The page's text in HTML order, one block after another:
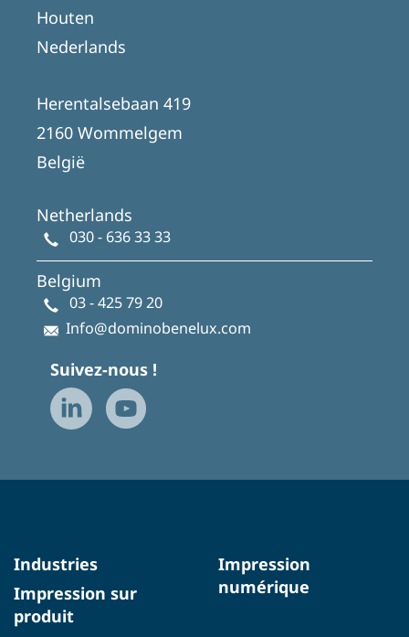
Houten
Nederlands
Herentalsebaan 419
2160 Wommelgem
België
Netherlands
030 - 636 33 33
Belgium
03 - 425 79 20
Info@dominobenelux.com
Suivez-nous !
Industries
Impression sur
produit
Impression
numérique